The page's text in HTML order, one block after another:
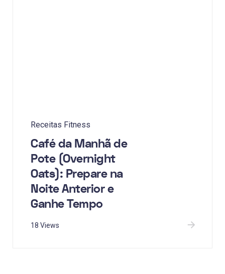
Receitas Fitness
Café da Manhã de
Pote (Overnight
Oats): Prepare na
Noite Anterior e
Ganhe Tempo
18 Views